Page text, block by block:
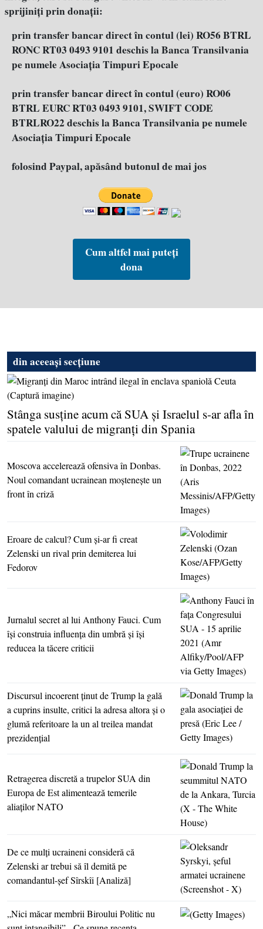
sprijiniţi prin donaţii:
prin transfer bancar direct în contul (lei) RO56 BTRL
RONC RT03 0493 9101 deschis la Banca Transilvania
pe numele Asociația Timpuri Epocale
prin transfer bancar direct în contul (euro) RO06
BTRL EURC RT03 0493 9101, SWIFT CODE
BTRLRO22 deschis la Banca Transilvania pe numele
Asociația Timpuri Epocale
folosind Paypal, apăsând butonul de mai jos
Cum altfel mai puteți
dona
din aceeași secțiune
Stânga susţine acum că SUA şi Israelul s-ar afla în
spatele valului de migranţi din Spania
Moscova accelerează ofensiva în Donbas.
Noul comandant ucrainean moşteneşte un
front în criză
Eroare de calcul? Cum şi-ar fi creat
Zelenski un rival prin demiterea lui
Fedorov
Jurnalul secret al lui Anthony Fauci. Cum
îşi construia influenţa din umbră şi îşi
reducea la tăcere criticii
Discursul incoerent ţinut de Trump la gală
a cuprins insulte, critici la adresa altora şi o
glumă referitoare la un al treilea mandat
prezidenţial
Retragerea discretă a trupelor SUA din
Europa de Est alimentează temerile
aliaţilor NATO
De ce mulţi ucraineni consideră că
Zelenski ar trebui să îl demită pe
comandantul-şef Sîrskîi [Analiză]
„Nici măcar membrii Biroului Politic nu